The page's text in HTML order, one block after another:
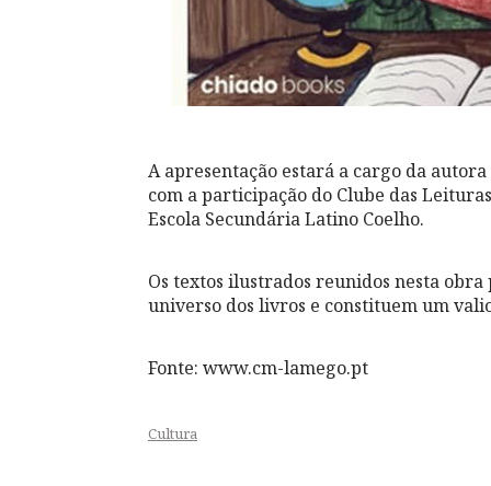
A apresentação estará a cargo da
com a participação do Clube das
Escola Secundária Latino Coelho.
Os textos ilustrados reunidos nesta
universo dos livros e constituem um
Fonte: www.cm-lamego.pt
Cultura